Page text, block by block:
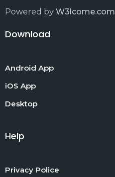
Powered by W3lcome.com
Download
Android App
iOS App
Desktop
Help
Privacy Police